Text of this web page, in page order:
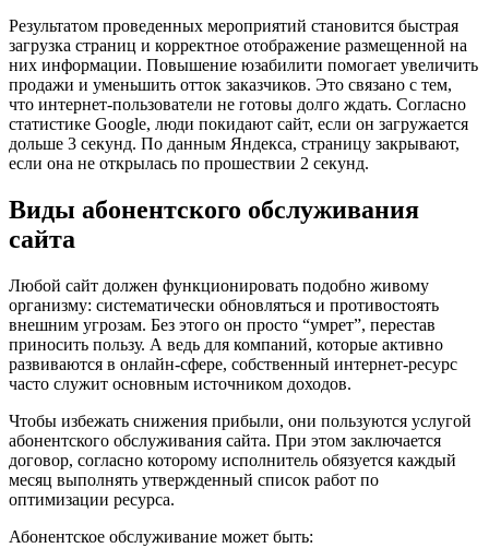
Результатом проведенных мероприятий становится быстрая
загрузка страниц и корректное отображение размещенной на
них информации. Повышение юзабилити помогает увеличить
продажи и уменьшить отток заказчиков. Это связано с тем,
что интернет-пользователи не готовы долго ждать. Согласно
статистике Google, люди покидают сайт, если он загружается
дольше 3 секунд. По данным Яндекса, страницу закрывают,
если она не открылась по прошествии 2 секунд.
Виды абонентского обслуживания
сайта
Любой сайт должен функционировать подобно живому
организму: систематически обновляться и противостоять
внешним угрозам. Без этого он просто “умрет”, перестав
приносить пользу. А ведь для компаний, которые активно
развиваются в онлайн-сфере, собственный интернет-ресурс
часто служит основным источником доходов.
Чтобы избежать снижения прибыли, они пользуются услугой
абонентского обслуживания сайта. При этом заключается
договор, согласно которому исполнитель обязуется каждый
месяц выполнять утвержденный список работ по
оптимизации ресурса.
Абонентское обслуживание может быть: